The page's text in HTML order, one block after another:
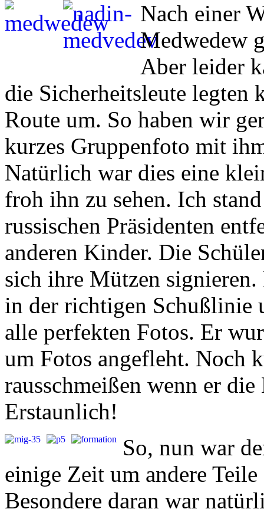
Nach einer
Medwedew
Aber leider
die Sicherheitsleute legten
Route um. So haben wir
kurzes Gruppenfoto mit
Natürlich war dies eine
froh ihn zu sehen. Ich
russischen Präsidenten
anderen Kinder. Die
sich ihre Mützen
in der richtigen Schußlinie
alle perfekten Fotos. Er
um Fotos angefleht. Noch
rausschmeißen wenn er
Erstaunlich!
So, nun war
einige Zeit um andere
Besondere daran war